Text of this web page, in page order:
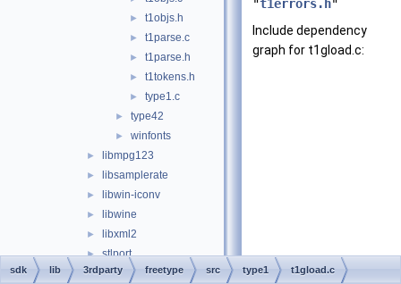
► t1objs.h
► t1parse.c
► t1parse.h
► t1tokens.h
► type1.c
► type42
► winfonts
► libmpg123
► libsamplerate
► libwin-iconv
► libwine
► libxml2
► stlport
► strmbase
"t1errors.h"
Include dependency
graph for t1gload.c:
sdk lib 3rdparty freetype src type1 t1gload.c